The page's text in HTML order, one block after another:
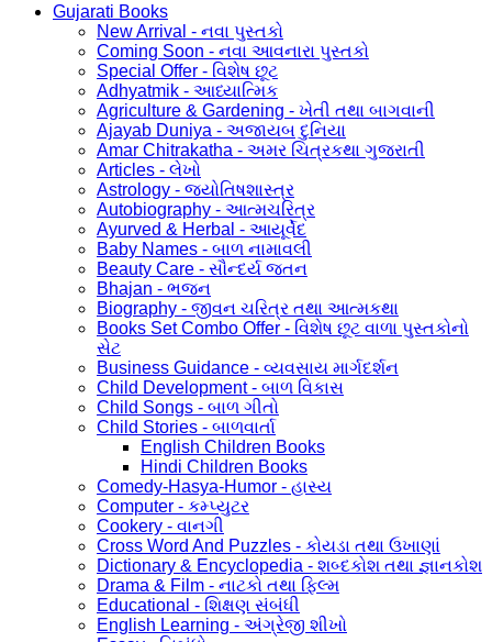
Gujarati Books
New Arrival - નવા પુસ્તકો
Coming Soon - નવા આવનારા પુસ્તકો
Special Offer - વિશેષ છૂટ
Adhyatmik - આધ્યાત્મિક
Agriculture & Gardening - ખેતી તથા બાગવાની
Ajayab Duniya - અજાયબ દુનિયા
Amar Chitrakatha - અમર ચિત્રકથા ગુજરાતી
Articles - લેખો
Astrology - જ્યોતિષશાસ્ત્ર
Autobiography - આત્મચરિત્ર
Ayurved & Herbal - આયૂર્વેદ
Baby Names - બાળ નામાવલી
Beauty Care - સૌન્દર્ય જતન
Bhajan - ભજન
Biography - જીવન ચરિત્ર તથા આત્મકથા
Books Set Combo Offer - વિશેષ છૂટ વાળા પુસ્તકોનો
સેટ
Business Guidance - વ્યવસાય માર્ગદર્શન
Child Development - બાળ વિકાસ
Child Songs - બાળ ગીતો
Child Stories - બાળવાર્તા
English Children Books
Hindi Children Books
Comedy-Hasya-Humor - હાસ્ય
Computer - કમ્પ્યુટર
Cookery - વાનગી
Cross Word And Puzzles - કોયડા તથા ઉખાણાં
Dictionary & Encyclopedia - શબ્દકોશ તથા જ્ઞાનકોશ
Drama & Film - નાટકો તથા ફિલ્મ
Educational - શિક્ષણ સંબંધી
English Learning - અંગ્રેજી શીખો